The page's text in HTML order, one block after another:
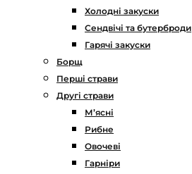
Холодні закуски
Сендвічі та бутерброди
Гарячі закуски
Борщ
Перші страви
Другі страви
М’ясні
Рибне
Овочеві
Гарніри